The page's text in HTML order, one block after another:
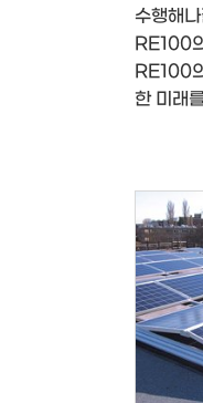
수행해
RE100
RE100
한 미래